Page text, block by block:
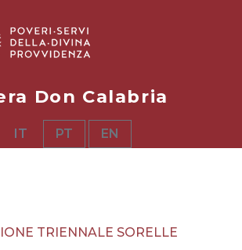
Don Calabria
IT PT EN
TRIENNALE SORELLE